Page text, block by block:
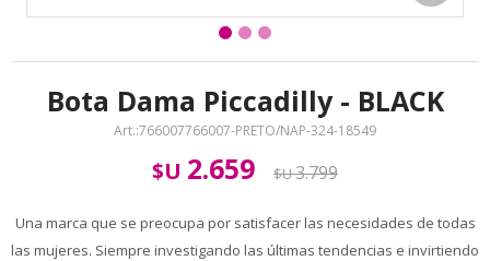
Bota Dama Piccadilly - BLACK
766007766007-PRETO/NAP-324-18549
$U 2.659 $U3.799
Una marca que se preocupa por satisfacer las necesidades de todas
las mujeres. Siempre investigando las últimas tendencias e invirtiendo